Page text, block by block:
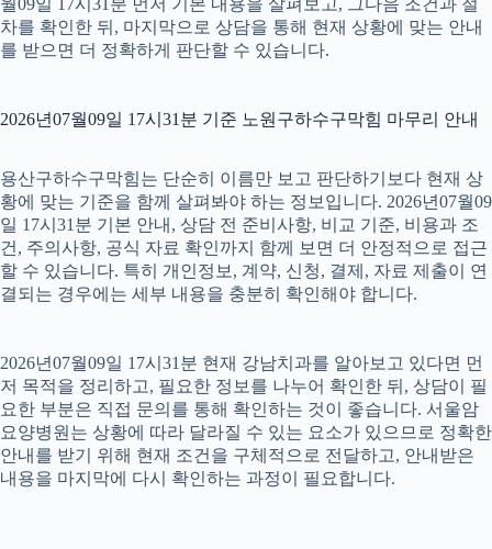
월09일 17시31분 먼저 기본 내용을 살펴보고, 그다음 조건과 절
차를 확인한 뒤, 마지막으로 상담을 통해 현재 상황에 맞는 안내
를 받으면 더 정확하게 판단할 수 있습니다.
2026년07월09일 17시31분 기준 노원구하수구막힘 마무리 안내
용산구하수구막힘는 단순히 이름만 보고 판단하기보다 현재 상
황에 맞는 기준을 함께 살펴봐야 하는 정보입니다. 2026년07월09
일 17시31분 기본 안내, 상담 전 준비사항, 비교 기준, 비용과 조
건, 주의사항, 공식 자료 확인까지 함께 보면 더 안정적으로 접근
할 수 있습니다. 특히 개인정보, 계약, 신청, 결제, 자료 제출이 연
결되는 경우에는 세부 내용을 충분히 확인해야 합니다.
2026년07월09일 17시31분 현재 강남치과를 알아보고 있다면 먼
저 목적을 정리하고, 필요한 정보를 나누어 확인한 뒤, 상담이 필
요한 부분은 직접 문의를 통해 확인하는 것이 좋습니다. 서울암
요양병원는 상황에 따라 달라질 수 있는 요소가 있으므로 정확한
안내를 받기 위해 현재 조건을 구체적으로 전달하고, 안내받은
내용을 마지막에 다시 확인하는 과정이 필요합니다.